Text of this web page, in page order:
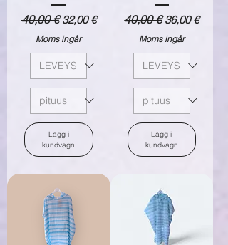
Ordinarie pris
40,00 €Reapris
32,00 €
Moms ingår
Lägg i
kundvagn
Ordinarie pris
40,00 € Reapris
36,00 €
Moms ingår
Lägg i
kundvagn